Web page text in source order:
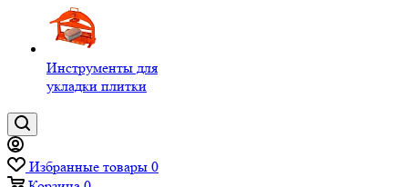
Инструменты для
укладки плитки
Избранные товары 0